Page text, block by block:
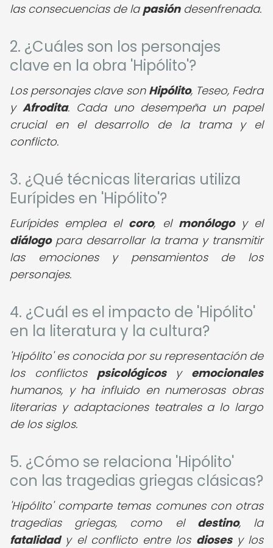
las consecuencias de la pasióndesenfrenada.
2. ¿Cuáles son los personajes
clave en la obra 'Hipólito'?
Los personajes clave son Hipólito, Teseo, Fedra
y Afrodita. Cada uno desempeña un papel
crucial en el desarrollo de la trama y el
conflicto.
3. ¿Qué técnicas literarias utiliza
Eurípides en 'Hipólito'?
Eurípides emplea el coro, el monólogoy el
diálogopara desarrollar la trama y transmitir
las emociones y pensamientos de los
personajes.
4. ¿Cuál es el impacto de 'Hipólito'
en la literatura y la cultura?
'Hipólito' es conocida por su representación de
los conflictos psicológicosy emocionales
humanos, y ha influido en numerosas obras
literarias y adaptaciones teatrales a lo largo
de los siglos.
5. ¿Cómo se relaciona 'Hipólito'
con las tragedias griegas clásicas?
'Hipólito' comparte temas comunes con otras
tragedias griegas, como el destino, la
fatalidady el conflicto entre los diosesy los